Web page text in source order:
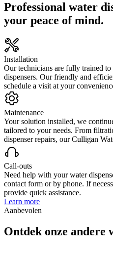
Professional water
your peace of mind.
Installation
Our technicians are fully trained
dispensers. Our friendly and
schedule a visit at your
Maintenance
Your solution installed, we
tailored to your needs. From
dispenser repairs, our Culligan
Call-outs
Need help with your water
contact form or by phone. If
provide quick assistance.
Learn more
Aanbevolen
Ontdek onze andere